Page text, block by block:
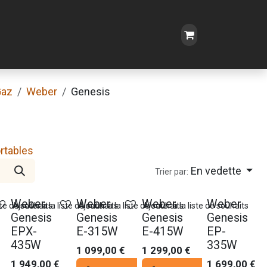
Weber Genesis
Trier par: En vedette
Weber
Genesis
EPX-
435W
1 949,00 €
de souhaits Nouveau !
Weber
Genesis
E-315W
1 099,00 €
Ajouter à la liste de souhaits Nouveau !
Weber
Genesis
E-415W
1 299,00 €
Ajouter à la liste de souhaits
Weber
Genesis
EP-
335W
1 699,00 €
Ajouter à la liste de souhaits